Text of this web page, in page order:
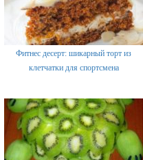
Фитнес десерт: шикарный торт из
клетчатки для спортсмена